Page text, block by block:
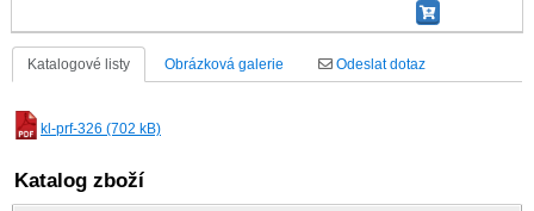
Katalogové listy Obrázková galerie Odeslat dotaz
kl-prf-326 (702 kB)
Katalog zboží